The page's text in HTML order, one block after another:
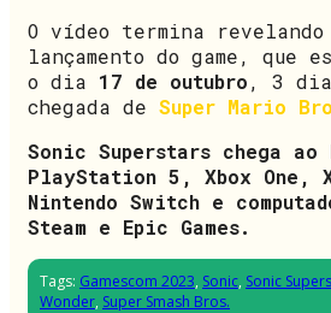
O vídeo termina
lançamento do game, que
o dia 17 de outubro, 3
chegada de Super Mario
Sonic Superstars chega
PlayStation 5, Xbox One,
Nintendo Switch e
Steam e Epic Games.
Tags: Gamescom 2023, Sonic, Sonic
Wonder, Super Smash Bros.